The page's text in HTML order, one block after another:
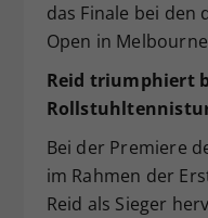
das Finale bei den
Open in
Reid triumphiert
Bei der Premiere
im Rahmen der
Reid als Sieger